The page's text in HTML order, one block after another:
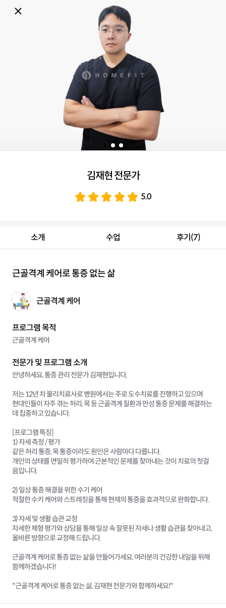
소개 수업 후기(7)
근골격계 케어로 통증 없는 삶
근골격계 케어
프로그램 목적
근골격계 케어
전문가 및 프로그램 소개
안녕하세요, 통증 관리 전문가 김재현입니다.
저는 12년 차 물리치료사로 병원에서는 주로 도수치료를 진행하고 있으며
현대인들이 자주 겪는 허리, 목 등 근골격계 질환과 만성 통증 문제를 해결하는
데 집중하고 있습니다.
[프로그램 특징]
1) 자세 측정 / 평가
같은 허리 통증, 목 통증이라도 원인은 사람마다 다릅니다.
개인의 상태를 면밀히 평가하여 근본적인 문제를 찾아내는 것이 치료의 첫걸
음입니다.
2) 일상 통증 해결을 위한 수기 케어
적절한 수키 케어와 스트레칭을 통해 현재의 통증을 효과적으로 완화합니다.
3) 자세 및 생활 습관 교정
자세한 체형 평가와 상담을 통해 일상 속 잘못된 자세나 생활 습관을 찾아내고,
올바른 방향으로 교정해 드립니다.
근골격계 케어로 통증 없는 삶을 만들어가세요. 여러분의 건강한 내일을 위해
함께하겠습니다!
"근골격계 케어로 통증 없는 삶, 김재현 전문가와 함께하세요!"
김재현 전문가
5.0